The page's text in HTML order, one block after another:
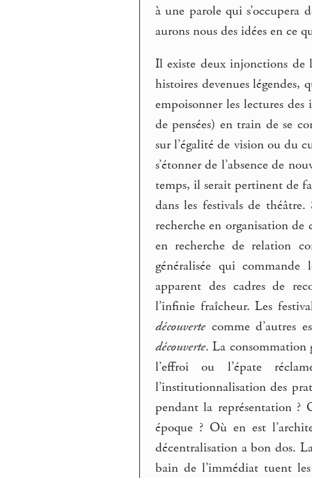
à une parole qui
aurons nous des idées en ce
Il existe deux injonctions de
histoires devenues
empoisonner les lectures
de pensées) en train de se
sur l’égalité de vision ou du
s’étonner de l’absence de
temps, il serait pertinent de
dans les festivals de
recherche en organisation
en recherche de relation
généralisée qui
apparent des cadres de
l’infinie fraîcheur. Les
découverte comme d’autres
découverte. La consommation
l’effroi ou l’épate
l’institutionnalisation des
pendant la représentation ?
époque ? Où en est
décentralisation a bon dos.
bain de l’immédiat tuent